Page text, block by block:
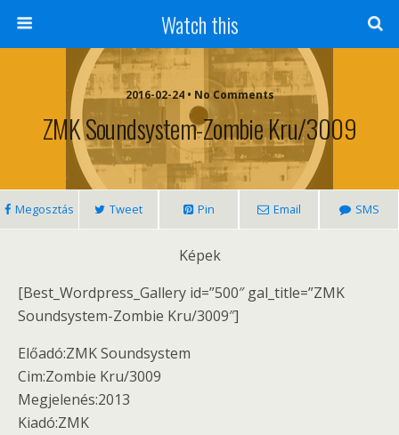
Watch this
2016-02-24 • No Comments
ZMK Soundsystem-Zombie Kru/3009
Megosztás Tweet Pin Email SMS
Képek
[Best_Wordpress_Gallery id=”500″ gal_title=”ZMK
Soundsystem-Zombie Kru/3009″]
Előadó:ZMK Soundsystem
Cim:Zombie Kru/3009
Megjelenés:2013
Kiadó:ZMK